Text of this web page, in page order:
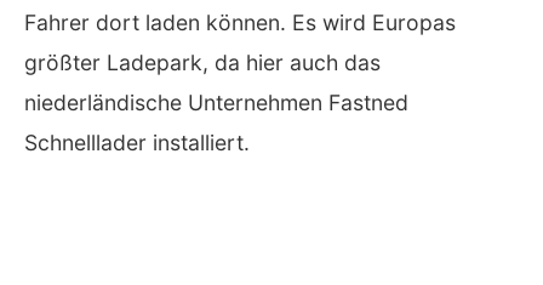
Fahrer dort laden können. Es wird Europas
größter Ladepark, da hier auch das
niederländische Unternehmen Fastned
Schnelllader installiert.